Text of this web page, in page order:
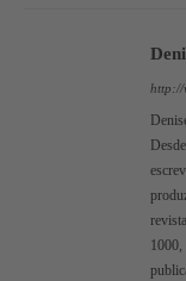
http://
1000,